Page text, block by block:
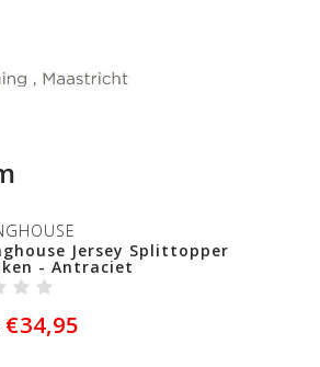
Jersey Splittopper
- Antraciet
€34,95